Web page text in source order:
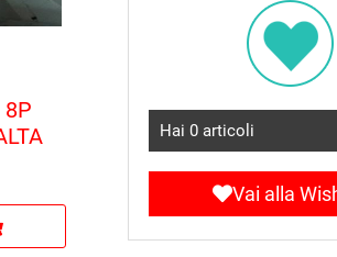
8P
Hai 0 articoli
Vai alla